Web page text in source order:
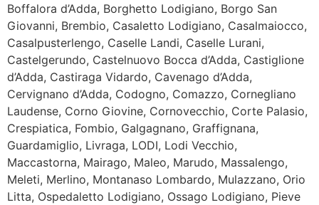
Boffalora d’Adda, Borghetto Lodigiano, Borgo San
Giovanni, Brembio, Casaletto Lodigiano, Casalmaiocco,
Casalpusterlengo, Caselle Landi, Caselle Lurani,
Castelgerundo, Castelnuovo Bocca d’Adda, Castiglione
d’Adda, Castiraga Vidardo, Cavenago d’Adda,
Cervignano d’Adda, Codogno, Comazzo, Cornegliano
Laudense, Corno Giovine, Cornovecchio, Corte Palasio,
Crespiatica, Fombio, Galgagnano, Graffignana,
Guardamiglio, Livraga, LODI, Lodi Vecchio,
Maccastorna, Mairago, Maleo, Marudo, Massalengo,
Meleti, Merlino, Montanaso Lombardo, Mulazzano, Orio
Litta, Ospedaletto Lodigiano, Ossago Lodigiano, Pieve